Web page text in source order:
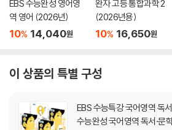
EBS 수능완성 영어영
역 영어 (2026년)
10% 14,040원
완자 고등 통합과학 2
(2026년용)
10% 16,650원
이 상품의 특별 구성
EBS 수능특강 국어영역 독
수능완성 국어영역 독서·문